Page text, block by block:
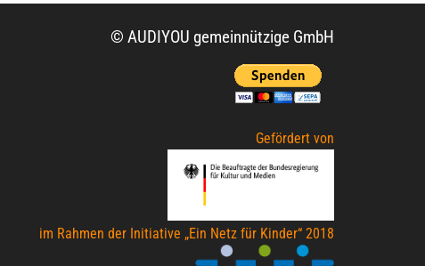
© AUDIYOU gemeinnützige GmbH
Gefördert von
im Rahmen der Initiative „Ein Netz für Kinder“ 2018